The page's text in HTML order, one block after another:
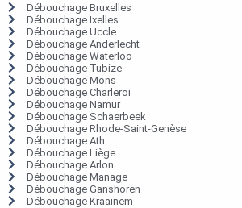
Débouchage Bruxelles
Débouchage Ixelles
Débouchage Uccle
Débouchage Anderlecht
Débouchage Waterloo
Débouchage Tubize
Débouchage Mons
Débouchage Charleroi
Débouchage Namur
Débouchage Schaerbeek
Débouchage Rhode-Saint-Genèse
Débouchage Ath
Débouchage Liège
Débouchage Arlon
Débouchage Manage
Débouchage Ganshoren
Débouchage Kraainem